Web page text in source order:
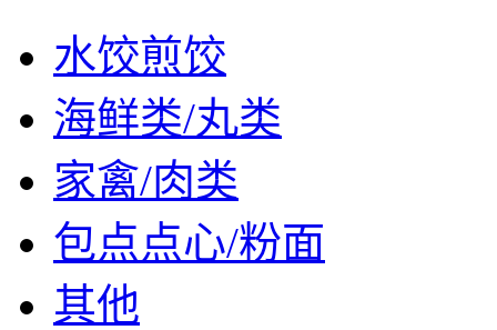
水饺煎饺
海鲜类/丸类
家禽/肉类
包点点心/粉面
其他